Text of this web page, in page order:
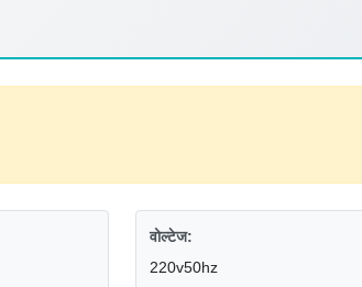
वोल्टेज:
220v50hz